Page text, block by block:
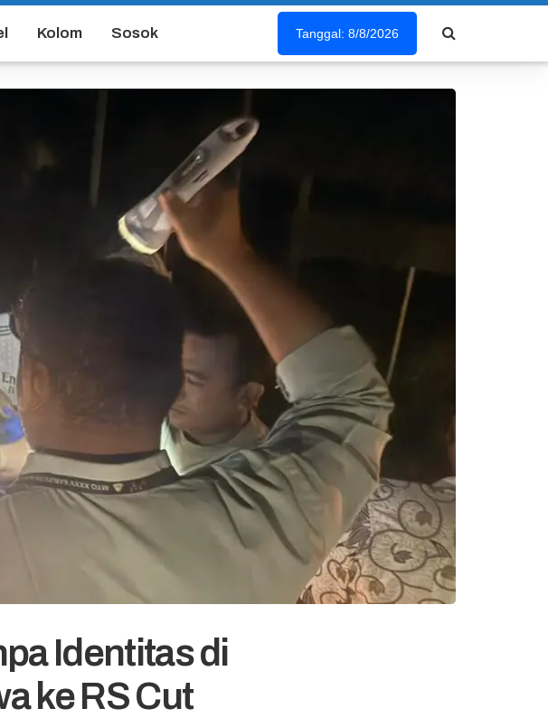
Kolom Sosok Tanggal: 8/8/2026
Identitas di
ke RS Cut